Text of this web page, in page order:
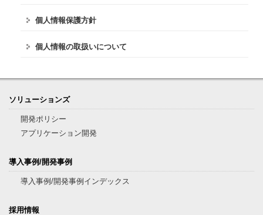
個人情報保護方針
個人情報の取扱いについて
ソリューションズ
開発ポリシー
アプリケーション開発
導入事例/開発事例
導入事例/開発事例インデックス
採用情報